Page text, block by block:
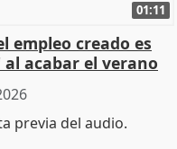
01:11
empleo creado es
acabar el verano